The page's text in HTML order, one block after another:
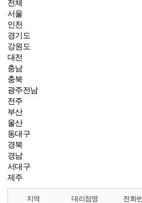
전체
서울
인천
경기도
강원도
대전
충남
충북
광주전남
전주
부산
울산
동대구
경북
경남
서대구
제주
지역 대리점명 전화